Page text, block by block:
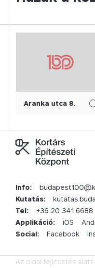
Aranka utca 8.
Info:
Kutatás:
Tel:
+36 20 341 6688
Applikáció:
iOS
Social:
Facebook
Az oldal fejlesztés alatt